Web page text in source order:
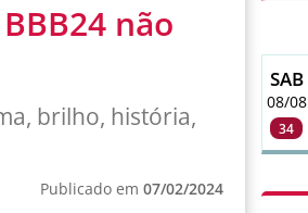
não
brilho, história,
Publicado em 07/02/2024
SAB
08/08
34